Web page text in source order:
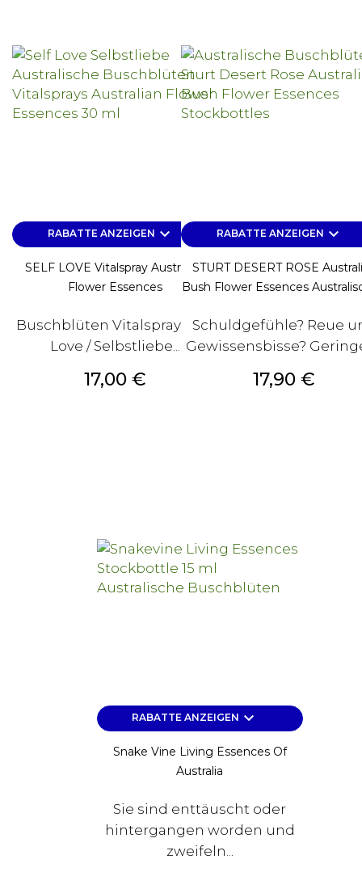
RABATTE ANZEIGEN keyboard_arrow_down
SELF LOVE Vitalspray Australian
Flower Essences
Buschblüten Vitalspray Self-
Love / Selbstliebe...
Preis
17,00 €
RABATTE ANZEIGEN keyboard_arrow_down
STURT DESERT ROSE
Bush Flower Essences
Schuldgefühle? Reue
Gewissensbisse?
Preis
17,90 €
RABATTE ANZEIGEN keyboard_arrow_down
Snake Vine Living Essences Of
Australia
Sie sind enttäuscht oder
hintergangen worden und
zweifeln...